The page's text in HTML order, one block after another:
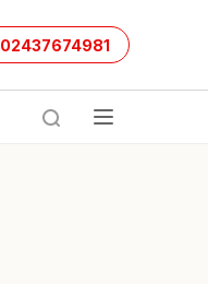
02437674981